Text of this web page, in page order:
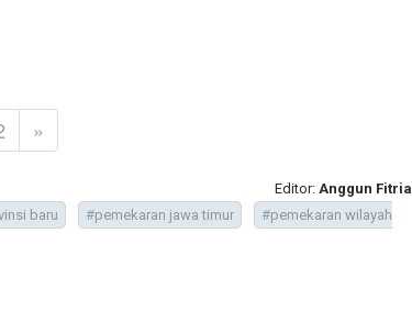
»
Editor: Anggun Fitria
baru #pemekaran jawa timur
#pemekaran wilayah